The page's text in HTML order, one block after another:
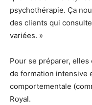
psychothérapie. Ça
des clients qui
variées. »
Pour se préparer,
de formation intensive
comportementale
Royal.